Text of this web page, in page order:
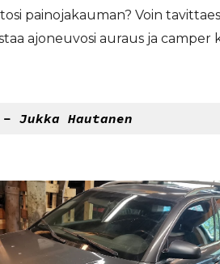
painojakauman? Voin
ajoneuvosi auraus ja camper
- Jukka Hautanen